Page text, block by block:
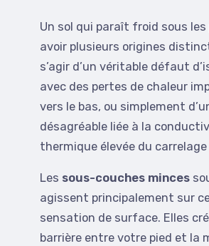
Un sol qui paraît froid sous
avoir plusieurs origines
s’agir d’un véritable défaut
avec des pertes de chaleur
vers le bas, ou simplement
désagréable liée à la
thermique élevée du
Les sous-couches minces
agissent principalement sur
sensation de surface. Elles
barrière entre votre pied et la